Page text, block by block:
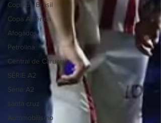
Copa do Brasil
Copa América
Afogados
Petrolina
Central de Caruaru
SÉRIE A2
Série A2
santa cruz
Automobilismo